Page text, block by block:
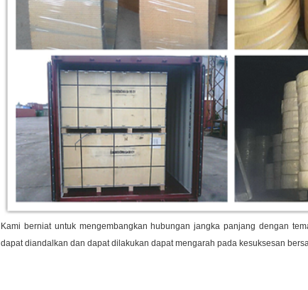
Kami berniat untuk mengembangkan hubungan jangka panjang dengan
dapat diandalkan dan dapat dilakukan dapat mengarah pada kesuksesan